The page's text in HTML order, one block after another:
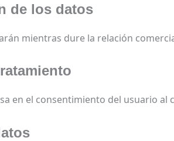
de los datos
mientras dure la relación
en el consentimiento del usuario